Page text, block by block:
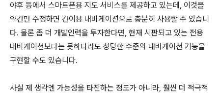
야후 등에서 스마트폰용 지도 서비스를 제공하고 있는데, 이것을
약간만 수정하면 간이용 내비게이션으로 충분히 사용할 수 있습니
다. 물론 좀 더 개발인력을 투자한다면, 현재 시판되고 있는 전용
내비게이션보다는 못하다라도 상당한 수준의 내비게이션 기능을
구현할 수도 있습니다.
사실 제 생각엔 가능성을 타진하는 정도가 아니라, 훨씬 더 적극적